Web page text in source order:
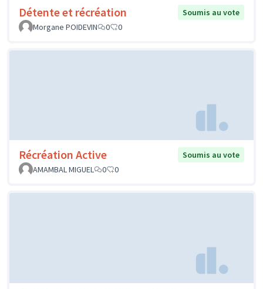
Détente et récréation
Soumis au vote
Morgane POIDEVIN
0 0
Récréation Active
Soumis au vote
AMAMBAL MIGUEL
0 0